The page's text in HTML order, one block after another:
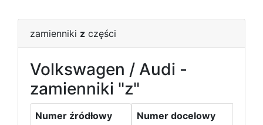
zamienniki z części
Volkswagen / Audi -
zamienniki "z"
Numer źródłowy Numer docelowy